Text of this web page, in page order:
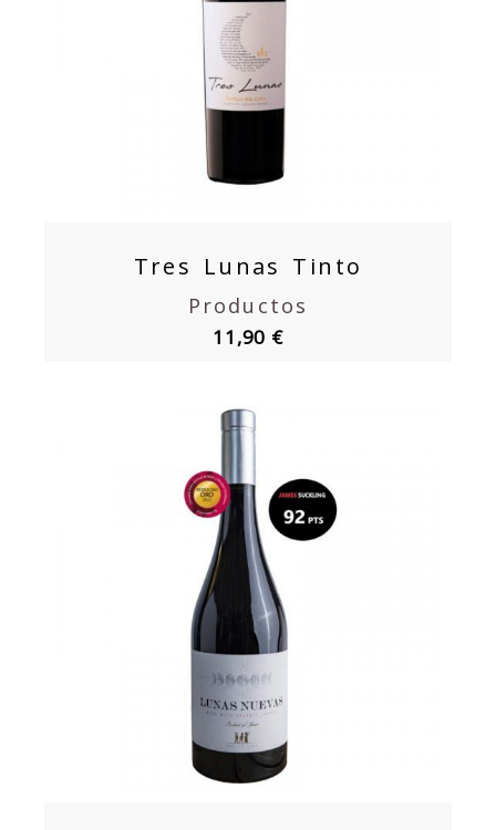
Tres Lunas Tinto
Productos
11,90 €